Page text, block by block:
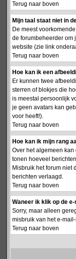
Terug naar boven
Mijn taal staat niet in
De meest
de forumbeheerder om
website (zie link
Terug naar boven
Hoe kan ik een
Er kunnen twee
sterren of blokjes die
is meestal persoonlijk
je geen avatars kan
voor heeft!).
Terug naar boven
Hoe kan ik mijn rang
Over het algemeen
tonen hoeveel
Misbruik het forum niet
berichten verlaagd.
Terug naar boven
Waneer ik klik op de
Sorry, maar alleen
misbruik van het e-
Terug naar boven